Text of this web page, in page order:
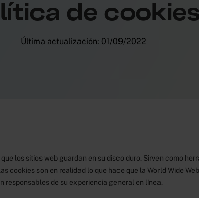
de
Última actualización: 01/09/2022
los sitios web guardan en su disco duro. Sirven como
cookies son en realidad lo que hace que la World Wide
responsables de su experiencia general en línea.